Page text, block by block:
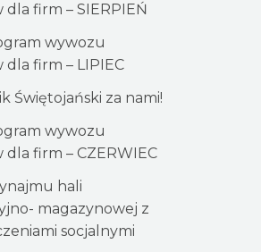
firm – SIERPIEŃ
wywozu
dla firm – LIPIEC
Świętojański za nami!
wywozu
firm – CZERWIEC
hali
magazynowej z
socjalnymi